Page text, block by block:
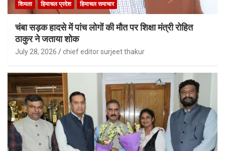
शिमला हिमाचल प्रदेश हिमाचल समाचार
चंबा सड़क हादसे में पांच लोगों की मौत पर शिक्षा मंत्री रोहित
ठाकुर ने जताया शोक
July 28, 2026 chief editor surjeet thakur